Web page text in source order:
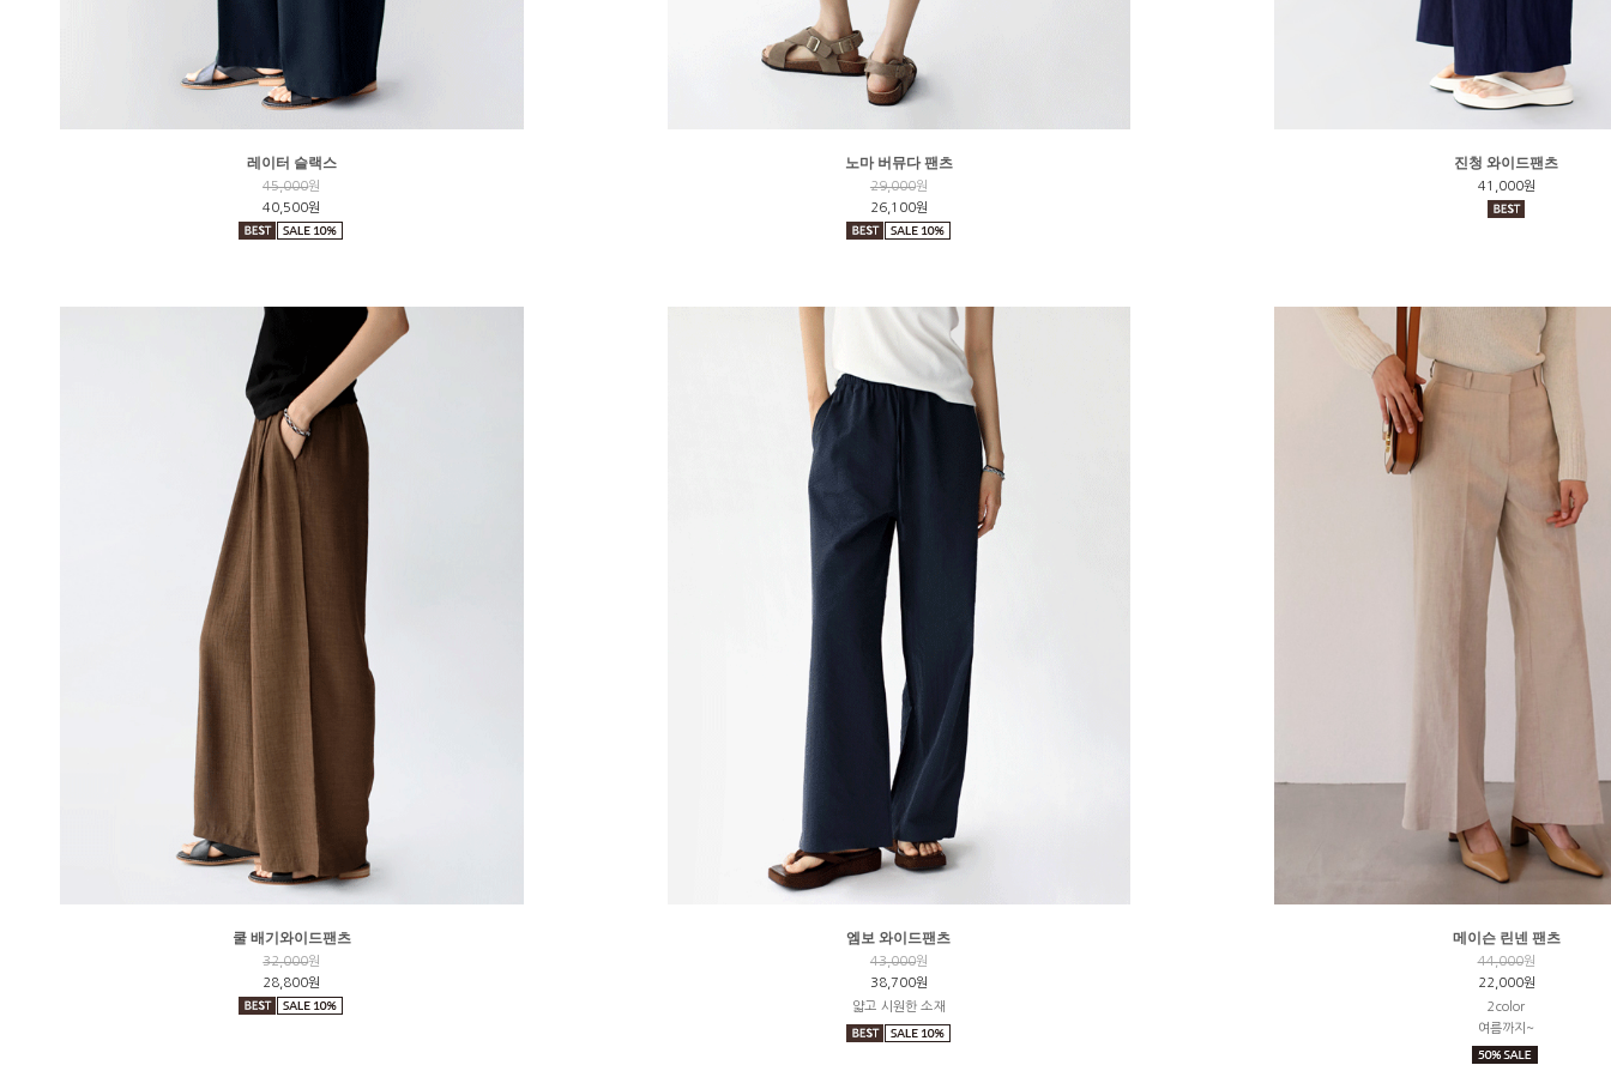
레이터 슬랙스
45,000원
40,500원
노마 버뮤다 팬츠
29,000원
26,100원
진청 와이드팬츠
41,000원
쿨 배기와이드팬츠
32,000원
28,800원
엠보 와이드팬츠
43,000원
38,700원
얇고 시원한 소재
메이슨 린넨 팬츠
44,000원
22,000원
2color
여름까지~